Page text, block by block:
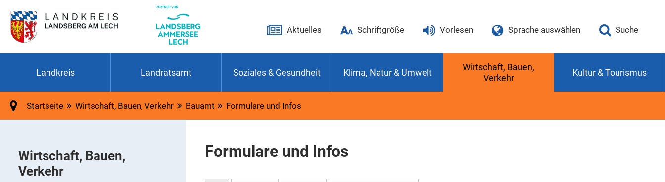
Aktuelles Schriftgröße Vorlesen Sprache auswählen Suche
Landkreis Landratsamt Soziales & Gesundheit Klima, Natur & Umwelt
Wirtschaft, Bauen,
Verkehr
Kultur & Tourismus
Startseite Wirtschaft, Bauen, Verkehr Bauamt Formulare und Infos
Formulare und Infos
Wirtschaft, Bauen,
Verkehr